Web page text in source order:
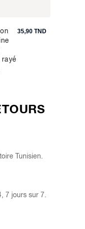
rayé
35,90 TND
Tunisien.
7 jours sur 7.